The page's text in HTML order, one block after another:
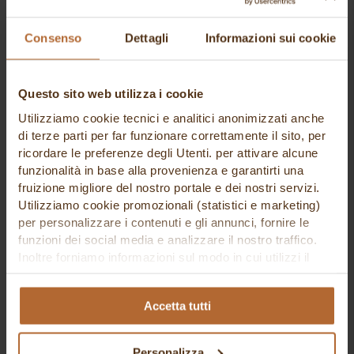
Consenso Dettagli Informazioni sui cookie
Questo sito web utilizza i cookie
Utilizziamo cookie tecnici e analitici anonimizzati anche
di terze parti per far funzionare correttamente il sito, per
ricordare le preferenze degli Utenti. per attivare alcune
funzionalità in base alla provenienza e garantirti una
fruizione migliore del nostro portale e dei nostri servizi.
Utilizziamo cookie promozionali (statistici e marketing)
per personalizzare i contenuti e gli annunci, fornire le
funzioni dei social media e analizzare il nostro traffico.
Inoltre forniamo informazioni sul modo in cui utilizzi il
dati web, pubblicità e social media, i quali potrebbero
combinarle con altre informazioni che hai fornito loro o
che hanno raccolto in base al tuo utilizzo dei loro servizi.
Accetta tutti
confetti mandorla intera ischia rosa kg 1
Buratti Confetti
confetti mandorla intera argento kg 1